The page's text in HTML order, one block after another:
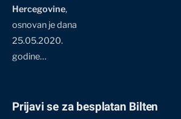
Hercegovine,
osnovan je dana
25.05.2020.
godine…
Prijavi se za besplatan Bilten